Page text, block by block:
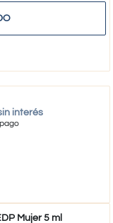
interés
Mujer 5 ml